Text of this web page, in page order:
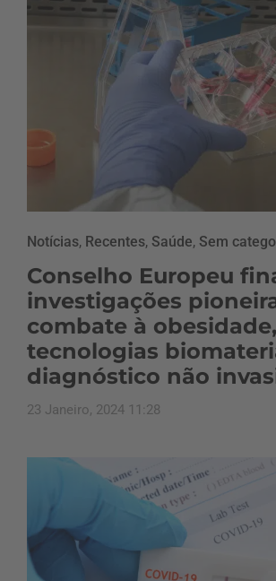
Notícias, Recentes, Saúde, Sem
Conselho Europeu
investigações
combate à
tecnologias
diagnóstico não
23 Janeiro, 2024 11:28